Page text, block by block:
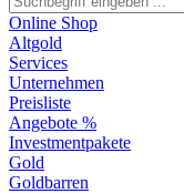
Online Shop
Altgold
Services
Unternehmen
Preisliste
Angebote %
Investmentpakete
Gold
Goldbarren